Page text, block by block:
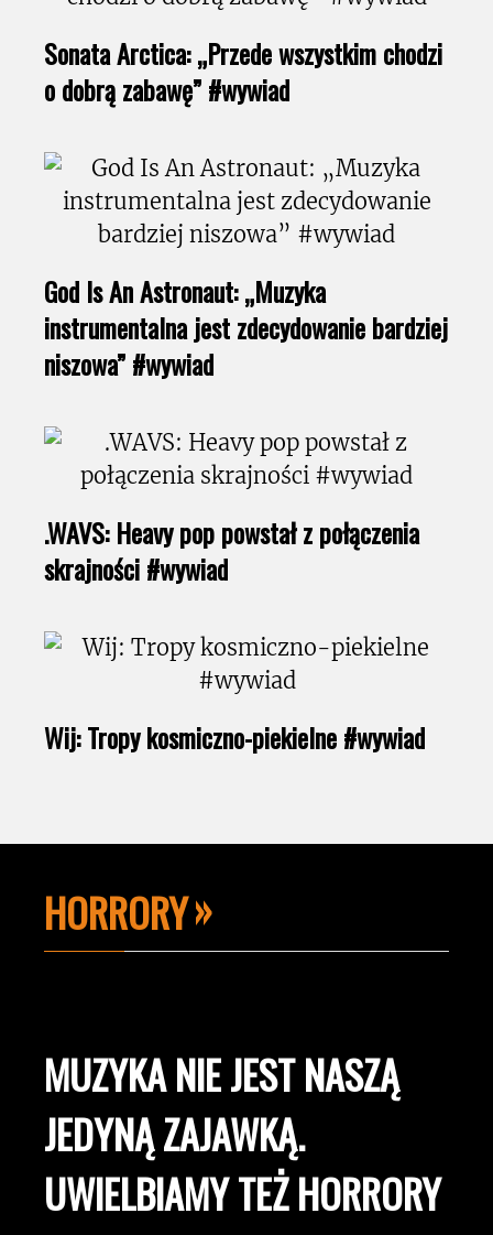
Sonata Arctica: „Przede wszystkim chodzi
o dobrą zabawę” #wywiad
God Is An Astronaut: „Muzyka
instrumentalna jest zdecydowanie bardziej
niszowa” #wywiad
.WAVS: Heavy pop powstał z połączenia
skrajności #wywiad
Wij: Tropy kosmiczno-piekielne #wywiad
HORRORY
MUZYKA NIE JEST NASZĄ
JEDYNĄ ZAJAWKĄ.
UWIELBIAMY TEŻ HORRORY